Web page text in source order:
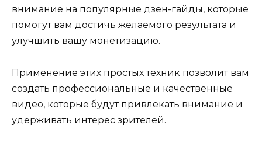
внимание на популярные дзен-гайды, которые
помогут вам достичь желаемого результата и
улучшить вашу монетизацию.
Применение этих простых техник позволит вам
создать профессиональные и качественные
видео, которые будут привлекать внимание и
удерживать интерес зрителей.